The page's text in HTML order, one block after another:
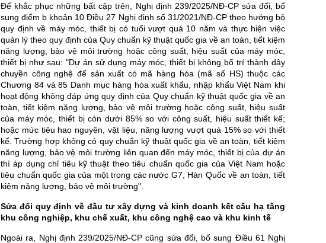
Để khắc phục những bất cập trên, Nghị định 239/2025/NĐ-CP sửa đổi, bổ
sung điểm b khoản 10 Điều 27 Nghị định số 31/2021/NĐ-CP theo hướng bỏ
quy định về máy móc, thiết bị có tuổi vượt quá 10 năm và thực hiện việc
quản lý theo quy định của Quy chuẩn kỹ thuật quốc gia về an toàn, tiết kiệm
năng lượng, bảo vệ môi trường hoặc công suất, hiệu suất của máy móc,
thiết bị như sau: "Dự án sử dụng máy móc, thiết bị không bố trí thành dây
chuyền công nghệ để sản xuất có mã hàng hóa (mã số HS) thuộc các
Chương 84 và 85 Danh mục hàng hóa xuất khẩu, nhập khẩu Việt Nam khi
hoạt động không đáp ứng quy định của Quy chuẩn kỹ thuật quốc gia về an
toàn, tiết kiệm năng lượng, bảo vệ môi trường hoặc công suất, hiệu suất
của máy móc, thiết bị còn dưới 85% so với công suất, hiệu suất thiết kế;
hoặc mức tiêu hao nguyên, vật liệu, năng lượng vượt quá 15% so với thiết
kế. Trường hợp không có quy chuẩn kỹ thuật quốc gia về an toàn, tiết kiệm
năng lượng, bảo vệ môi trường liên quan đến máy móc, thiết bị của dự án
thì áp dụng chỉ tiêu kỹ thuật theo tiêu chuấn quốc gia của Việt Nam hoặc
tiêu chuẩn quốc gia của một trong các nước G7, Hàn Quốc về an toàn, tiết
kiệm năng lượng, bảo vệ môi trường".
Sửa đổi quy định về đầu tư xây dựng và kinh doanh kết cấu hạ tầng
khu công nghiệp, khu chế xuất, khu công nghệ cao và khu kinh tế
Ngoài ra, Nghị định 239/2025/NĐ-CP cũng sửa đổi, bổ sung Điều 61 Nghị